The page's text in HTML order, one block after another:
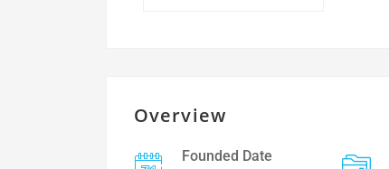
Overview
Founded Date